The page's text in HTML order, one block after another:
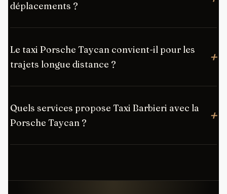
déplacements ?
Le taxi Porsche Taycan convient-il pour les
trajets longue distance ?
Quels services propose Taxi Barbieri avec la
Porsche Taycan ?